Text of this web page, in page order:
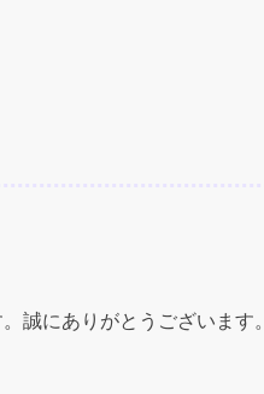
誠にありがとうございます。